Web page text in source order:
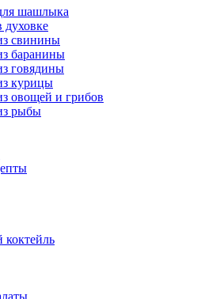
шашлыка
свинины
баранины
говядины
курицы
овощей и грибов
рыбы